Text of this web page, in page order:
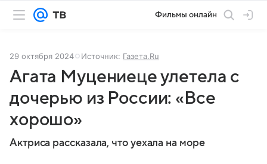
Фильмы онлайн
29 октября 2024 Источник: Газета.Ru
Агата Муцениеце улетела с
дочерью из России: «Все
хорошо»
Актриса рассказала, что уехала на море